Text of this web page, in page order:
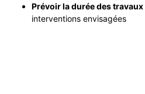
Prévoir la durée des travaux
interventions envisagées